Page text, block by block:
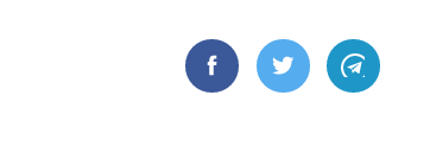
FacebookTwitter Telegram